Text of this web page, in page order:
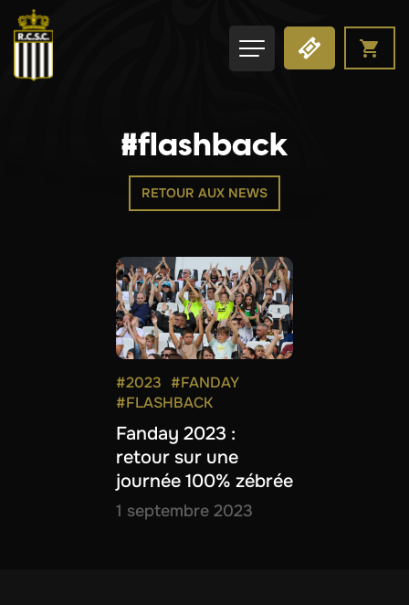
#flashback
RETOUR AUX NEWS
#2023 #FANDAY
#FLASHBACK
Fanday 2023 :
retour sur une
journée 100% zébrée
1 septembre 2023